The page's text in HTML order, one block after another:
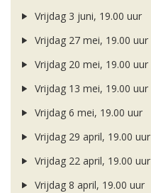
Vrijdag 3 juni, 19.00 uur
Vrijdag 27 mei, 19.00 uur
Vrijdag 20 mei, 19.00 uur
Vrijdag 13 mei, 19.00 uur
Vrijdag 6 mei, 19.00 uur
Vrijdag 29 april, 19.00 uur
Vrijdag 22 april, 19.00 uur
Vrijdag 8 april, 19.00 uur